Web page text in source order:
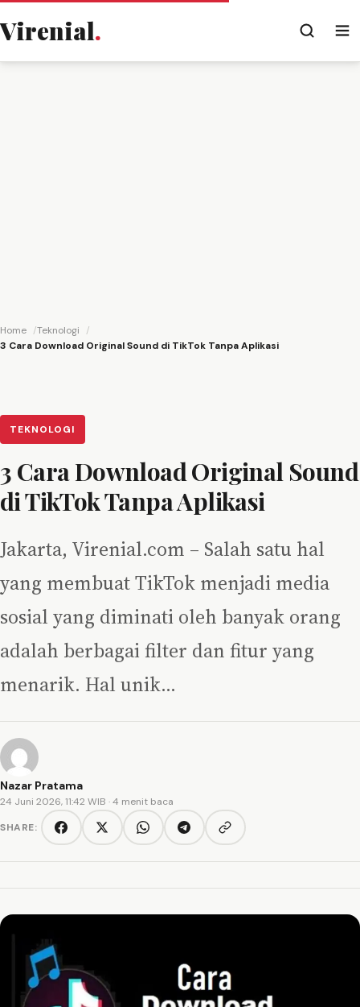
Virenial.
Home
Teknologi
3 Cara Download Original Sound di TikTok Tanpa Aplikasi
TEKNOLOGI
3 Cara Download Original Sound
di TikTok Tanpa Aplikasi
Jakarta, Virenial.com – Salah satu hal
yang membuat TikTok menjadi media
sosial yang diminati oleh banyak orang
adalah berbagai filter dan fitur yang
menarik. Hal unik…
Nazar Pratama
24 Juni 2026, 11:42 WIB · 4 menit baca
SHARE:
FacebookTwitter/XWhatsAppTelegramCopy link